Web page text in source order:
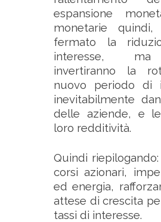
espansione
monetarie
fermato la
interesse, ma
invertiranno la
nuovo periodo di
inevitabilmente
delle aziende, e
loro redditività.
Quindi
corsi azionari,
ed energia,
attese di crescita
tassi di interesse.